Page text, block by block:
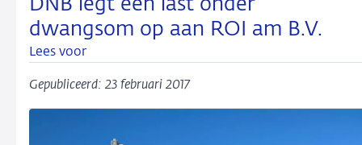
DNB legt een last onder
dwangsom op aan ROI am B.V.
Lees voor
Gepubliceerd: 23 februari 2017